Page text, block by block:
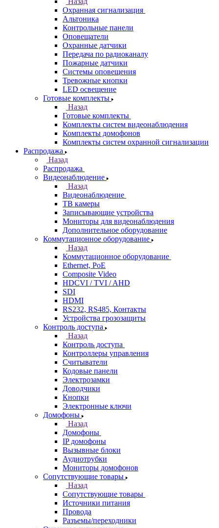
Охранная сигнализация
Альтоника
Контрольные панели
Оповещатели
Охранные датчики
Передача по радиоканалу
Пожарные датчики
Системы оповещения
Тревожные кнопки
LED освещение
Готовые комплекты
Назад
Готовые комплекты
Комплекты систем видеонаблюдения
Комплекты домофонов
Комплекты систем охранной сигнализации
Распродажа
Назад
Распродажа
Видеонаблюдение
Назад
Видеонаблюдение
ТВ камеры
Записывающие устройства
Мониторы для видеонаблюдения
Дополнительное оборудование
Коммутационное оборудование
Назад
Коммутационное оборудование
Ethernet, PoE
Composite Video
HDCVI / TVI / AHD
SDI
HDMI
RS232, RS485, Контакты
Устройства грозозащиты
Контроль доступа
Назад
Контроль доступа
Контроллеры управления
Считыватели
Кодовые панели
Электрозамки
Доводчики
Кнопки
Электронные ключи
Домофоны
Назад
Домофоны
IP домофоны
Вызывные блоки
Аудиотрубки
Мониторы домофонов
Сопутствующие товары
Назад
Сопутствующие товары
Источники питания
Провода
Разъемы/переходники